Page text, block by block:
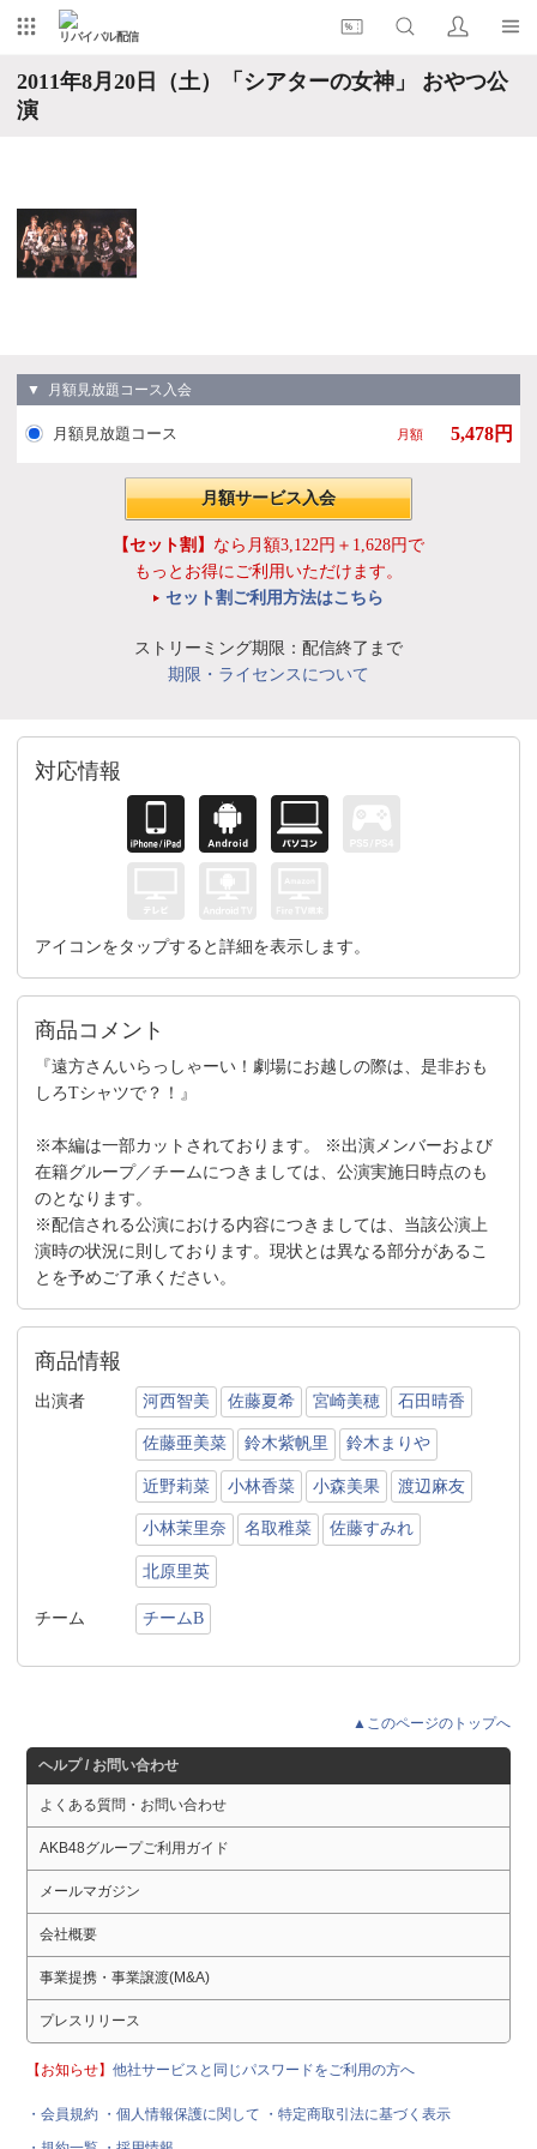
リバイバル配信
2011年8月20日（土）「シアターの女神」 おやつ公
演
▼ 月額見放題コース入会
月額見放題コース 月額 5,478円
月額サービス入会
【セット割】 なら月額3,122円＋1,628円で
もっとお得にご利用いただけます。
セット割ご利用方法はこちら
ストリーミング期限：配信終了まで
期限・ライセンスについて
対応情報
アイコンをタップすると詳細を表示します。
商品コメント
『遠方さんいらっしゃーい！劇場にお越しの際は、是非おも
しろTシャツで？！』
※本編は一部カットされております。 ※出演メンバーおよび
在籍グループ／チームにつきましては、公演実施日時点のも
のとなります。
※配信される公演における内容につきましては、当該公演上
演時の状況に則しております。現状とは異なる部分があるこ
とを予めご了承ください。
商品情報
出演者 河西智美 佐藤夏希 宮崎美穂 石田晴香
佐藤亜美菜 鈴木紫帆里 鈴木まりや
近野莉菜 小林香菜 小森美果 渡辺麻友
小林茉里奈 名取稚菜 佐藤すみれ
北原里英
チーム チームB
▲このページのトップへ
ヘルプ / お問い合わせ
よくある質問・お問い合わせ
AKB48グループご利用ガイド
メールマガジン
会社概要
事業提携・事業譲渡(M&A)
プレスリリース
【お知らせ】他社サービスと同じパスワードをご利用の方へ
・会員規約 ・個人情報保護に関して
・特定商取引法に基づく表示